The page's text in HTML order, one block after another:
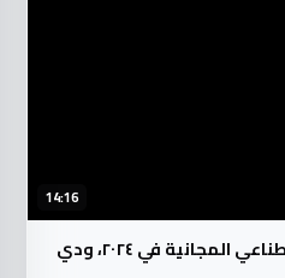
14:16
جربت كل أدوات الذكاء الاصطناعي المجانية في ٢٠٢٤، ودي